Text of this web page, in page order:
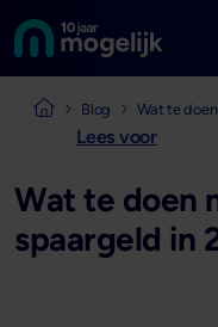
Naar de homepage van
Naar de homepage
Blog Wat te
Lees voor
Wat te doen
spaargeld in